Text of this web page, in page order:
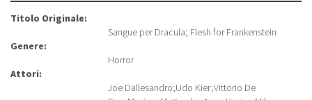
Titolo Originale:
Sangue per Dracula; Flesh for Frankenstein
Genere:
Horror
Attori:
Joe Dallesandro;Udo Kier;Vittorio De